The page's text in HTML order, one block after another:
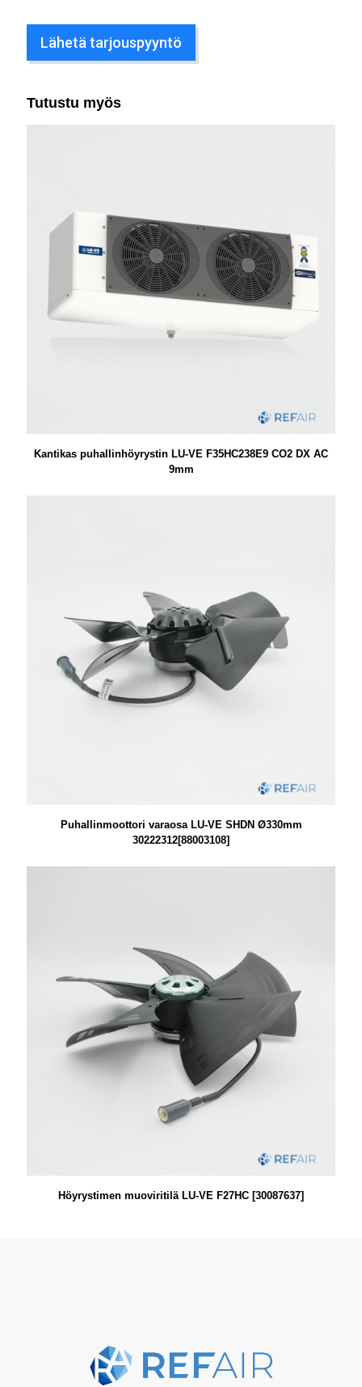
Lähetä tarjouspyyntö
Tutustu myös
Kantikas puhallinhöyrystin LU-VE F35HC238E9 CO2 DX AC
9mm
Puhallinmoottori varaosa LU-VE SHDN Ø330mm
30222312[88003108]
Höyrystimen muoviritilä LU-VE F27HC [30087637]